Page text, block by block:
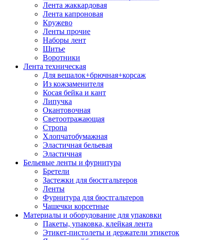
Лента жаккардовая
Лента капроновая
Кружево
Ленты прочие
Наборы лент
Шитье
Воротники
Лента техническая
Для вешалок+брючная+корсаж
Из кожзаменителя
Косая бейка и кант
Липучка
Окантовочная
Светоотражающая
Стропа
Хлопчатобумажная
Эластичная бельевая
Эластичная
Бельевые ленты и фурнитура
Бретели
Застежки для бюстгальтеров
Ленты
Фурнитура для бюстгальтеров
Чашечки корсетные
Материалы и оборудование для упаковки
Пакеты, упаковка, клейкая лента
Этикет-пистолеты и держатели этикеток